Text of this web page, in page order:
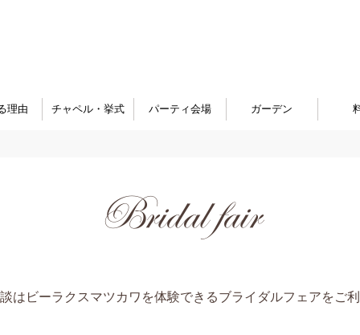
理由 チャペル・挙式 パーティ会場 ガーデン
Bridal fair
はビーラクスマツカワを体験できるブライダルフェアをご利